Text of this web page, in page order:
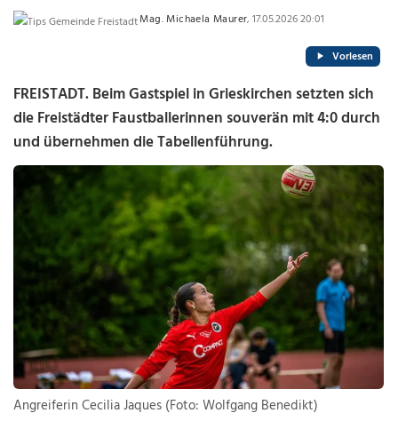
Mag. Michaela Maurer, 17.05.2026 20:01
Vorlesen
FREISTADT. Beim Gastspiel in Grieskirchen setzten sich
die Freistädter Faustballerinnen souverän mit 4:0 durch
und übernehmen die Tabellenführung.
Angreiferin Cecilia Jaques (Foto: Wolfgang Benedikt)